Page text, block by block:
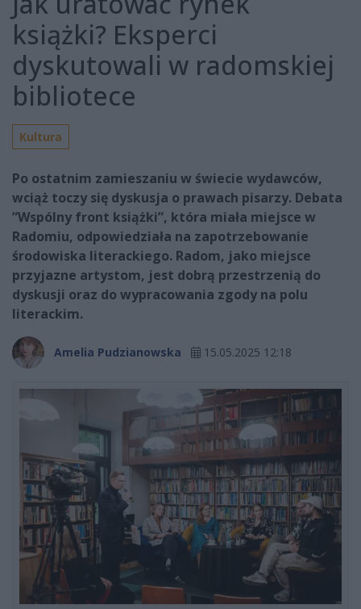
książki? Eksperci
dyskutowali w radomskiej
bibliotece
Kultura
Po ostatnim zamieszaniu w świecie wydawców,
wciąż toczy się dyskusja o prawach pisarzy. Debata
”Wspólny front książki”, która miała miejsce w
Radomiu, odpowiedziała na zapotrzebowanie
środowiska literackiego. Radom, jako miejsce
przyjazne artystom, jest dobrą przestrzenią do
dyskusji oraz do wypracowania zgody na polu
literackim.
Amelia Pudzianowska 15.05.2025 12:18